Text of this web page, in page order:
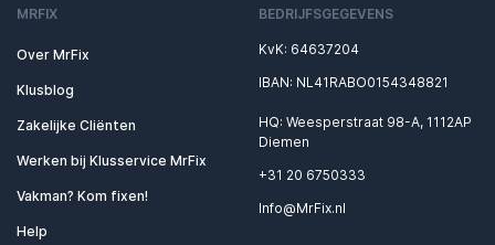
MRFIX
Over MrFix
Klusblog
Zakelijke Cliënten
Werken bij Klusservice MrFix
Vakman? Kom fixen!
Help
BEDRIJFSGEGEVENS
KvK: 64637204
IBAN: NL41RABO0154348821
HQ: Weesperstraat 98-A, 1112AP
Diemen
+31 20 6750333
Info@MrFix.nl